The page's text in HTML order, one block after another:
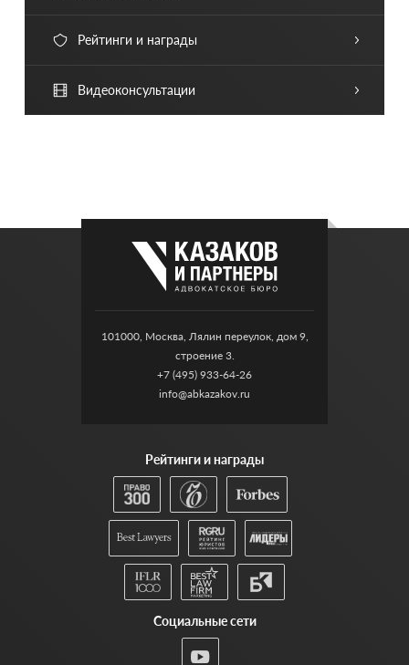
Рейтинги и награды
Видеоконсультации
101000, Москва, Лялин переулок, дом 9,
строение 3.
+7 (495) 933-64-26
info@abkazakov.ru
Рейтинги и награды
Социальные сети